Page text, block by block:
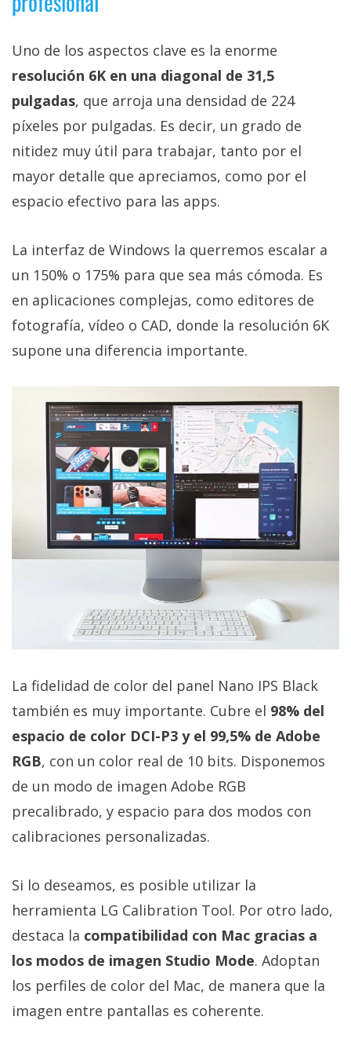
Uno de los aspectos clave es la enorme
resolución 6K en una diagonal de 31,5
pulgadas, que arroja una densidad de 224
píxeles por pulgadas. Es decir, un grado de
nitidez muy útil para trabajar, tanto por el
mayor detalle que apreciamos, como por el
espacio efectivo para las apps.
La interfaz de Windows la querremos escalar a
un 150% o 175% para que sea más cómoda. Es
en aplicaciones complejas, como editores de
fotografía, vídeo o CAD, donde la resolución 6K
supone una diferencia importante.
La fidelidad de color del panel Nano IPS Black
también es muy importante. Cubre el 98% del
espacio de color DCI-P3 y el 99,5% de Adobe
RGB, con un color real de 10 bits. Disponemos
de un modo de imagen Adobe RGB
precalibrado, y espacio para dos modos con
calibraciones personalizadas.
Si lo deseamos, es posible utilizar la
herramienta LG Calibration Tool. Por otro lado,
destaca la compatibilidad con Mac gracias a
los modos de imagen Studio Mode. Adoptan
los perfiles de color del Mac, de manera que la
imagen entre pantallas es coherente.